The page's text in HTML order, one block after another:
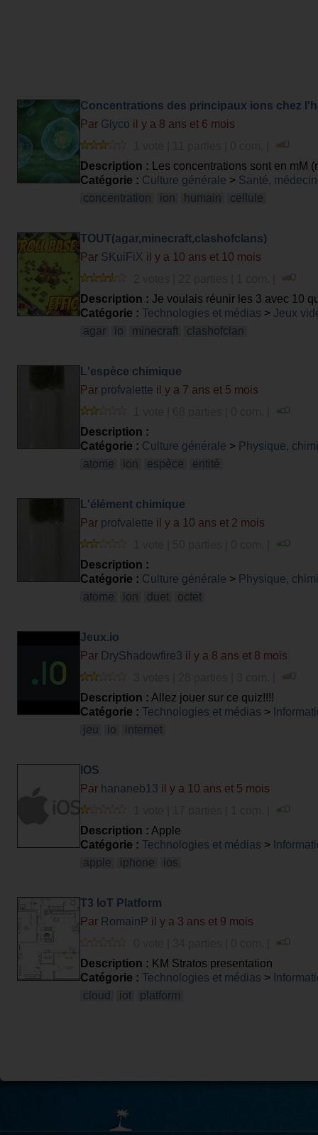
Concentrations des principaux ions chez
Par Glyco il y a 8 ans et 6 mois
Description : Les concentrations sont en mM
ExtraCellulaire (EC). Les charges des ions/
Catégorie : Culture générale > Santé,
concentration
ion humain cellule
TOUT(agar,minecraft,clashofclans)
Par SKuiFiX il y a 10 ans et 10 mois
Description : Je voulais réunir les 3 avec 10
Catégorie : Technologies et médias > Jeux
agar
io minecraft clashofclan
L'espèce chimique
Par profvalette il y a 7 ans et 5 mois
Description :
Catégorie : Culture générale > Physique,
atome
ion espèce entité
L'élément chimique
Par profvalette il y a 10 ans et 2 mois
Description :
Catégorie : Culture générale > Physique,
atome
ion duet octet
Jeux.io
Par DryShadowfire3 il y a 8 ans et 8 mois
Description : Allez jouer sur ce quiz!!!!
Catégorie : Technologies et médias >
jeu
io internet
IOS
Par hananeb13 il y a 10 ans et 5 mois
Description : Apple
Catégorie : Technologies et médias >
apple
iphone ios
T3 IoT Platform
Par RomainP il y a 3 ans et 9 mois
Description : KM Stratos presentation
Catégorie : Technologies et médias >
cloud
iot platform